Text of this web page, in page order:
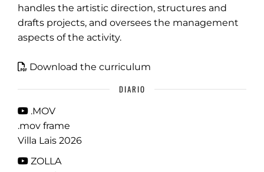
handles the artistic direction, structures and
drafts projects, and oversees the management
aspects of the activity.
Download the curriculum
DIARIO
.MOV
.mov frame
Villa Lais 2026
ZOLLA